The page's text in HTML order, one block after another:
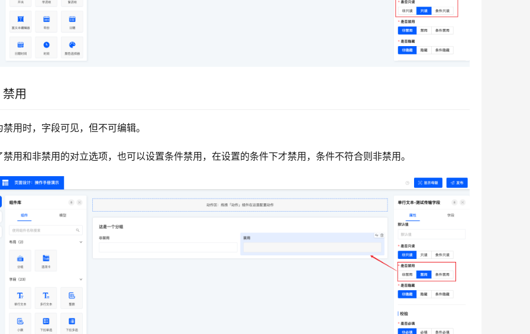
禁用
禁用时，字段可见，但不可编辑。
禁用和非禁用的对立选项，也可以设置条件禁用，在设置的条件下才禁用，条件不符合则非禁用。